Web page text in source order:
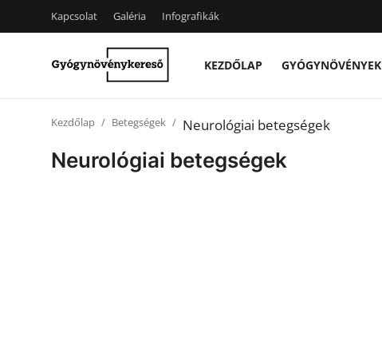
Kapcsolat Galéria Infografikák
KEZDŐLAP GYÓGYNÖVÉNYEK
Gyógynövények
Kezdőlap Betegségek Neurológiai betegségek
Neurológiai betegségek